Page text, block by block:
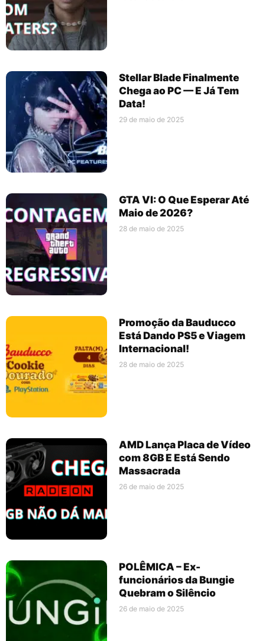
Stellar Blade Finalmente
Chega ao PC — E Já Tem
Data!
29 de maio de 2025
GTA VI: O Que Esperar Até
Maio de 2026?
28 de maio de 2025
Promoção da Bauducco
Está Dando PS5 e Viagem
Internacional!
28 de maio de 2025
AMD Lança Placa de Vídeo
com 8GB E Está Sendo
Massacrada
26 de maio de 2025
POLÊMICA – Ex-
funcionários da Bungie
Quebram o Silêncio
26 de maio de 2025